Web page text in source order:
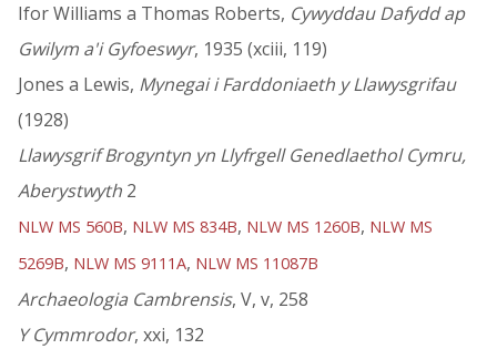
Ifor Williams a Thomas Roberts, Cywyddau Dafydd ap
Gwilym a'i Gyfoeswyr, 1935 (xciii, 119)
Jones a Lewis, Mynegai i Farddoniaeth y Llawysgrifau
(1928)
Llawysgrif Brogyntyn yn Llyfrgell Genedlaethol Cymru,
Aberystwyth 2
NLW MS 560B, NLW MS 834B, NLW MS 1260B, NLW MS
5269B, NLW MS 9111A, NLW MS 11087B
Archaeologia Cambrensis, V, v, 258
Y Cymmrodor, xxi, 132